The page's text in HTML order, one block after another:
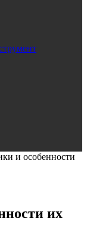
и особенности
их